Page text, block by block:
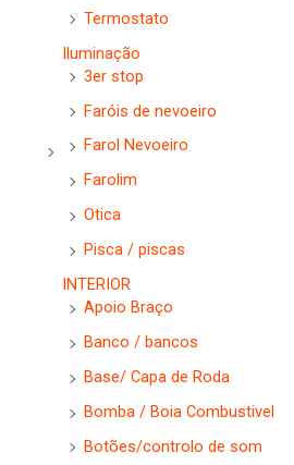
Termostato
Iluminação
3er stop
Faróis de nevoeiro
Farol Nevoeiro
Farolim
Otica
Pisca / piscas
INTERIOR
Apoio Braço
Banco / bancos
Base/ Capa de Roda
Bomba / Boia Combustivel
Botões/controlo de som